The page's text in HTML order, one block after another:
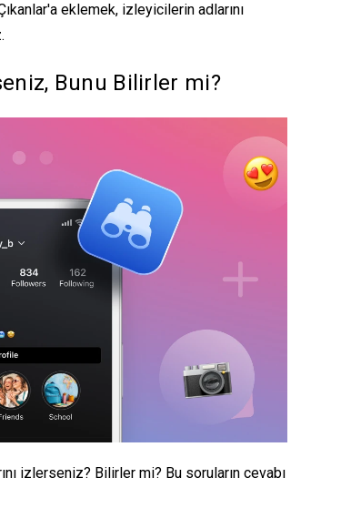
eklemek, izleyicilerin adlarını
Bunu Bilirler mi?
izlerseniz? Bilirler mi? Bu soruların cevabı